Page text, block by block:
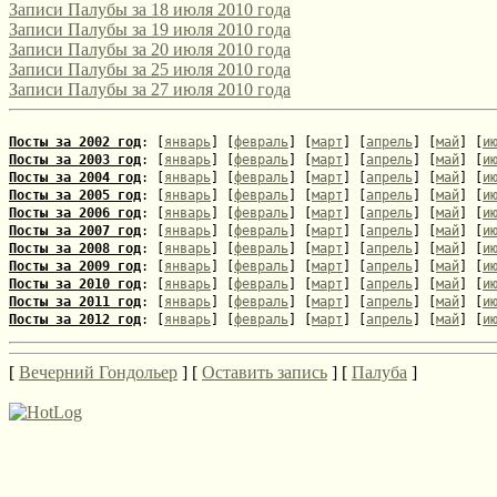
включая поэтов-россиян, проводится уже в десятый раз.
опубликовано на его сайте: [url=http://webemlira.ucoz.ru/new...
Записи Палубы за 18 июля 2010 года
Записи Палубы за 19 июля 2010 года
Записи Палубы за 20 июля 2010 года
Записи Палубы за 25 июля 2010 года
Записи Палубы за 27 июля 2010 года
Посты за 2002 год: [январь] [февраль] [март ] [апрель] [май] [
Посты за 2003 год: [январь] [февраль] [март ] [апрель] [май] [
Посты за 2004 год: [январь] [февраль] [март ] [апрель] [май] [
Посты за 2005 год: [январь] [февраль] [март ] [апрель] [май] [
Посты за 2006 год: [январь] [февраль] [март ] [апрель] [май] [
Посты за 2007 год: [январь] [февраль] [март ] [апрель] [май] [
Посты за 2008 год: [январь] [февраль] [март ] [апрель] [май] [
Посты за 2009 год: [январь] [февраль] [март ] [апрель] [май] [
Посты за 2010 год: [январь] [февраль] [март ] [апрель] [май] [
Посты за 2011 год: [январь] [февраль] [март ] [апрель] [май] [
Посты за 2012 год: [январь] [февраль] [март ] [апрель] [май] [
[ Вечерний Гондольер ] [ Оставить запись ] [ Палуба ]